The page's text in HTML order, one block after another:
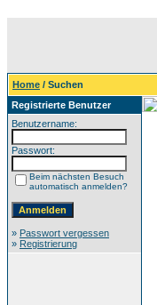
Home / Suchen
Registrierte Benutzer
Benutzername:
Passwort:
Beim nächsten Besuch
automatisch anmelden?
» Passwort vergessen
» Registrierung